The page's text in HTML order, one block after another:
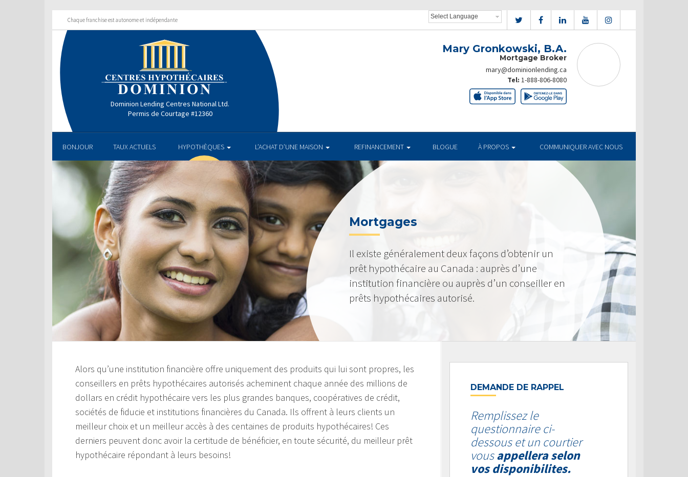
Chaque franchise est autonome et indépendante
Dominion Lending Centres National Ltd.
Permis de Courtage #12360
Mary Gronkowski, B.A.
Mortgage Broker
mary@dominionlending.ca
Tel: 1-888-806-8080
BONJOUR TAUX ACTUELS HYPOTHÈQUES L’ACHAT D’UNE MAISON REFINANCEMENT BLOGUE À PROPOS COMMUNIQUER AVEC NOUS
Mortgages
Il existe généralement deux façons d’obtenir un
prêt hypothécaire au Canada : auprès d’une
institution financière ou auprès d’un conseiller en
prêts hypothécaires autorisé.
Alors qu’une institution financière offre uniquement des produits qui lui sont propres, les
conseillers en prêts hypothécaires autorisés acheminent chaque année des millions de
dollars en crédit hypothécaire vers les plus grandes banques, coopératives de crédit,
sociétés de fiducie et institutions financières du Canada. Ils offrent à leurs clients un
meilleur choix et un meilleur accès à des centaines de produits hypothécaires! Ces
derniers peuvent donc avoir la certitude de bénéficier, en toute sécurité, du meilleur prêt
hypothécaire répondant à leurs besoins!
DEMANDE DE RAPPEL
Remplissez le
questionnaire ci-
dessous et un courtier
vousappellera selon
vos disponibilites.